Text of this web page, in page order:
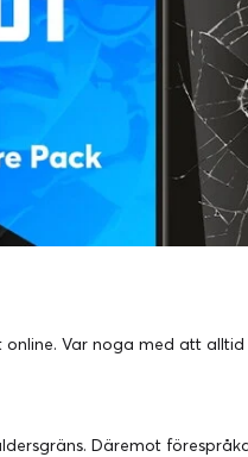
Var noga med att
Däremot